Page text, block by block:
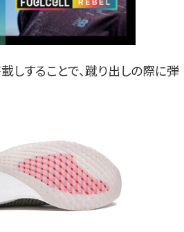
しすることで、蹴り出しの際に弾